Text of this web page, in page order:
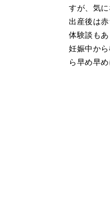
すが、気に
出産後は
体験談も
妊娠中か
ら早め早